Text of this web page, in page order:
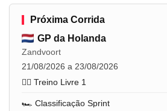
Próxima Corrida
GP da Holanda
Zandvoort
21/08/2026 a 23/08/2026
🏋️‍♂️ Treino Livre 1
🏎️ Classificação Sprint